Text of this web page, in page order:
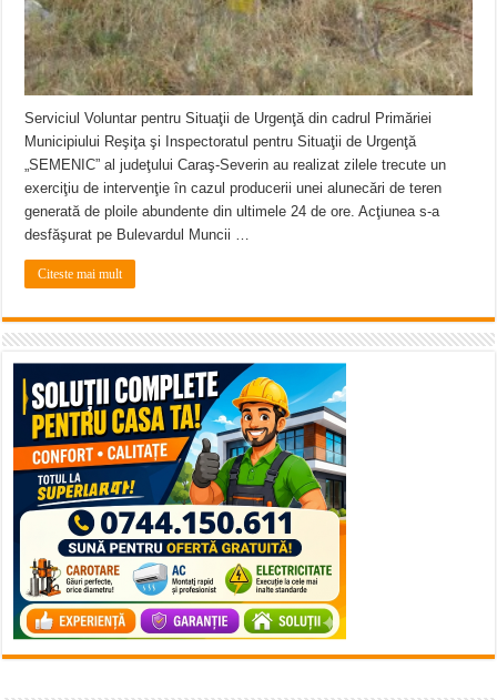
Serviciul Voluntar pentru Situaţii de Urgenţă din cadrul Primăriei
Municipiului Reşiţa şi Inspectoratul pentru Situaţii de Urgenţă
„SEMENIC” al judeţului Caraş-Severin au realizat zilele trecute un
exerciţiu de intervenţie în cazul producerii unei alunecări de teren
generată de ploile abundente din ultimele 24 de ore. Acţiunea s-a
desfăşurat pe Bulevardul Muncii …
Citeste mai mult